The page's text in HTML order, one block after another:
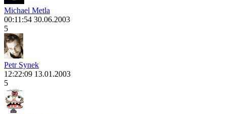
Michael Metla
00:11:54 30.06.2003
5
Petr Synek
12:22:09 13.01.2003
5